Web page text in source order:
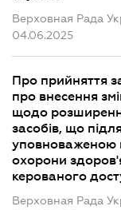
Верховная Рада
04.06.2025
Про прийняття
про внесення
щодо
засобів, що
уповноваженою
охорони
керованого
Верховная Рада